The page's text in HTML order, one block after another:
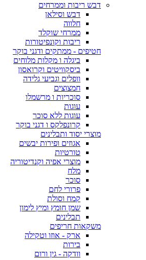
דבש ריבות וממרחים
דבש וסילאן
חלווה
ממרחי שוקלד
ריבות וקונפיטורות
חטיפים - ממתקים ודגני בוקר
ביגלה ו מקלות מלוחים
ביסקוויטים וקרואסון
וופלים וגביעי גלידה
חמצוצים
סוכריות ו מרשמלו
עוגות
עוגות ללא סוכר
קרונפלקס ו דגני בוקר
מוצרי יסוד ותבלינים
אגוזים ופירות יבשים
טורטיות
מוצרי אפיה וקנדיטוריה
מלח
סוכר
פרורי לחם
קמח וסולת
שמן חומץ ומיץ לימון
תבלינים
משקאות חריפים
ארק - אוזו וטקילה
בירות
וודקה - גין ורום